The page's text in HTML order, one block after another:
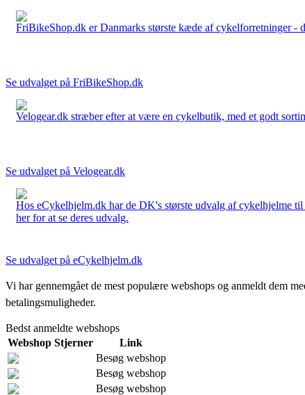
FriBikeShop.dk er Danmarks største kæde af cykelforretninger -
Se udvalget på FriBikeShop.dk
Velogear.dk stræber efter at være en cykelbutik, med et godt
Se udvalget på Velogear.dk
Hos eCykelhjelm.dk har de DK's største udvalg af cykelhjelme
her for at se deres udvalg.
Se udvalget på eCykelhjelm.dk
Vi har gennemgået de mest populære webshops og anmeldt dem
betalingsmuligheder.
Bedst anmeldte webshops
Webshop Stjerner
Link
Besøg webshop
Besøg webshop
Besøg webshop